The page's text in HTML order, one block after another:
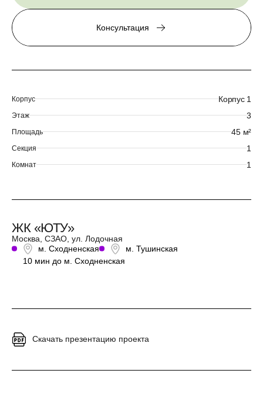
Консультация
Корпус Корпус 1
Этаж 3
Площадь 45 м²
Секция 1
Комнат 1
ЖК «ЮТУ»
Москва, СЗАО, ул. Лодочная
м. Сходненская
м. Тушинская
10 мин до м. Сходненская
Скачать презентацию проекта